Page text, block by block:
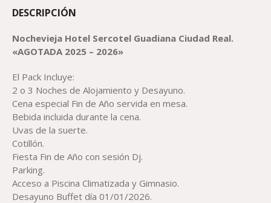
DESCRIPCIÓN
Nochevieja Hotel Sercotel Guadiana Ciudad Real.
«AGOTADA 2025 – 2026»
El Pack Incluye:
2 o 3 Noches de Alojamiento y Desayuno.
Cena especial Fin de Año servida en mesa.
Bebida incluida durante la cena.
Uvas de la suerte.
Cotillón.
Fiesta Fin de Año con sesión Dj.
Parking.
Acceso a Piscina Climatizada y Gimnasio.
Desayuno Buffet día 01/01/2026.